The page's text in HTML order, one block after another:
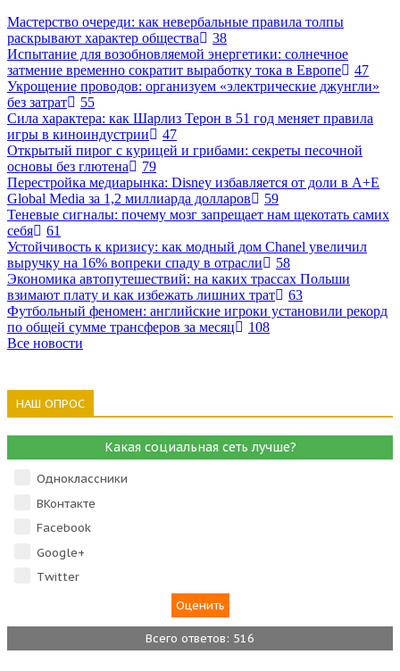
Мастерство очереди: как невербальные правила толпы
раскрывают характер общества
38
Испытание для возобновляемой энергетики: солнечное
затмение временно сократит выработку тока в Европе
47
Укрощение проводов: организуем «электрические джунгли»
без затрат
55
Сила характера: как Шарлиз Терон в 51 год меняет правила
игры в киноиндустрии
47
Открытый пирог с курицей и грибами: секреты песочной
основы без глютена
79
Перестройка медиарынка: Disney избавляется от доли в A+E
Global Media за 1,2 миллиарда долларов
59
Теневые сигналы: почему мозг запрещает нам щекотать самих
себя
61
Устойчивость к кризису: как модный дом Chanel увеличил
выручку на 16% вопреки спаду в отрасли
58
Экономика автопутешествий: на каких трассах Польши
взимают плату и как избежать лишних трат
63
Футбольный феномен: английские игроки установили рекорд
по общей сумме трансферов за месяц
108
Все новости
НАШ ОПРОС
Какая социальная сеть лучше?
Одноклассники
ВКонтакте
Facebook
Google+
Тwitter
Всего ответов: 516